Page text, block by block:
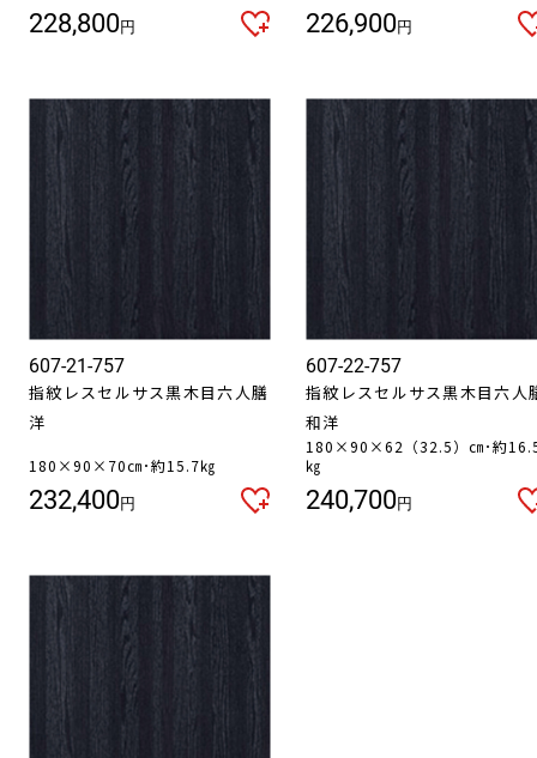
228,800円 226,900円
607-21-757
指紋レスセルサス黒木目六人膳
洋
180×90×70㎝･約15.7㎏
232,400円
607-22-757
指紋レスセルサス黒木目六人
和洋
180×90×62（32.5）㎝･約
㎏
240,700円